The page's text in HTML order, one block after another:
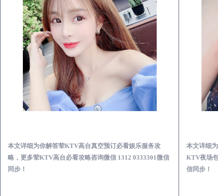
本文详细为你解答荤KTV高台真空预订必看娱乐服务攻
略，更多荤KTV高台必看攻略咨询微信 1312 0333301微信
同步！
本文详细
KTV夜场
信同步！